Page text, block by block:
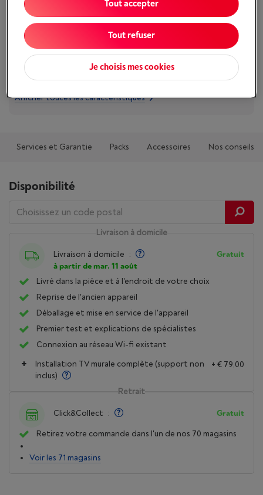
Atouts
Taille d'écran (pouces): 48 "
Taux de rafraîchissement natif: 144 Hz
Afficher toutes les caractéristiques
Services et Garantie Packs Accessoires Nos conseils
Disponibilité
Livraison à domicile
Livraison à domicile :
à partir de mar. 11 août
Gratuit
Livré dans la pièce et à l'endroit de votre choix
Reprise de l'ancien appareil
Déballage et mise en service de l'appareil
Premier test et explications de spécialistes
Connexion au réseau Wi-fi existant
Installation TV murale complète (support non
inclus)
+ € 79,00
Retrait
Click&Collect : Gratuit
Retirez votre commande dans l'un de nos 70 magasins
Voir les 71 magasins
Je choisis mes cookies
Tout refuser
Tout accepter